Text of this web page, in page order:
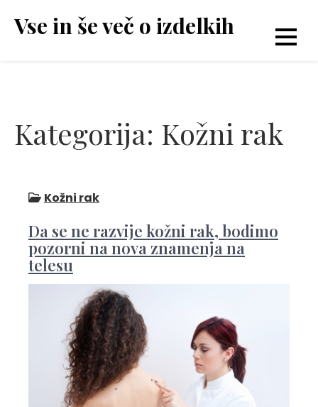
Vse in še več o izdelkih
Kategorija: Kožni rak
Kožni rak
Da se ne razvije kožni rak, bodimo
pozorni na nova znamenja na
telesu